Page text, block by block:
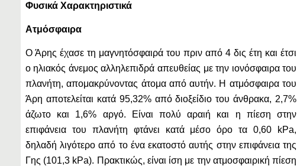
Φυσικά Χαρακτηριστικά
Ατμόσφαιρα
Ο Άρης έχασε τη μαγνητόσφαιρά του πριν από 4 δις έτη και έτσι
ο ηλιακός άνεμος αλληλεπιδρά απευθείας με την ιονόσφαιρα του
πλανήτη, απομακρύνοντας άτομα από αυτήν. Η ατμόσφαιρα του
Άρη αποτελείται κατά 95,32% από διοξείδιο του άνθρακα, 2,7%
άζωτο και 1,6% αργό. Είναι πολύ αραιή και η πίεση στην
επιφάνεια του πλανήτη φτάνει κατά μέσο όρο τα 0,60 kPa,
δηλαδή λιγότερο από το ένα εκατοστό αυτής στην επιφάνεια της
Γης (101,3 kPa). Πρακτικώς, είναι ίση με την ατμοσφαιρική πίεση